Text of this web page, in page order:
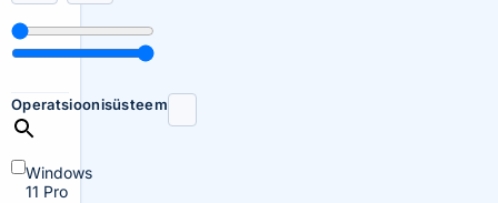
Operatsioonisüsteem
Windows
11 Pro